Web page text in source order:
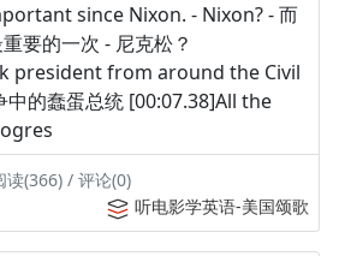
since Nixon. - Nixon? - 而
要的一次 - 尼克松？
president from around the Civil
中的蠢蛋总统 [00:07.38]All the
(366) / 评论(0)
听电影学英语-美国颂歌